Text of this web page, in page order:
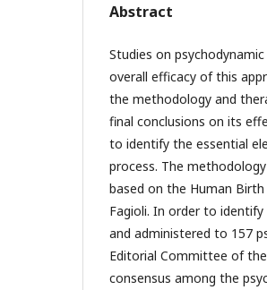
Abstract
Studies on
overall efficacy of this
the methodology and
final conclusions on its
to identify the essential
process. The
based on the Human
Fagioli. In order to
and administered to 157
Editorial Committee of
consensus among the